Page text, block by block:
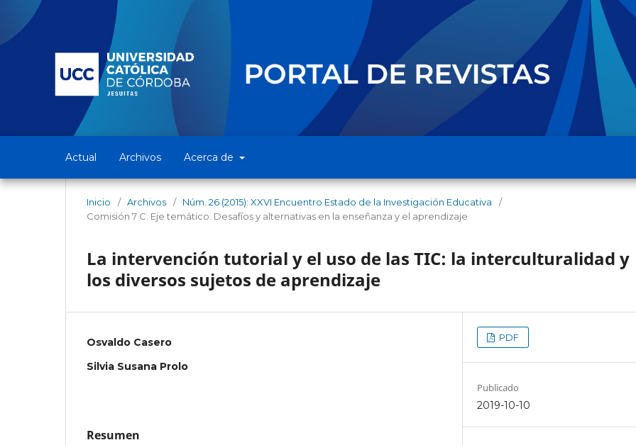
Actual Archivos Acerca de
Inicio / Archivos / Núm. 26 (2015): XXVI Encuentro Estado de la Investigación Educativa
/
Comisión 7 C. Eje temático. Desafíos y alternativas en la enseñanza y el aprendizaje
La intervención tutorial y el uso de las TIC: la interculturalidad y
los diversos sujetos de aprendizaje
Osvaldo Casero
Silvia Susana Prolo
Resumen
PDF
Publicado
2019-10-10